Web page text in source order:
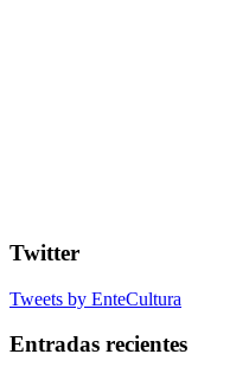
Twitter
Tweets by EnteCultura
Entradas recientes